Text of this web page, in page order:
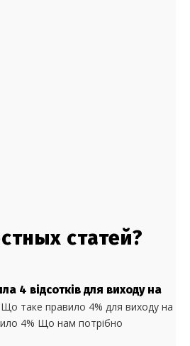
статей?
4 відсотків для виходу на
Що таке правило 4% для виходу на
4% Що нам потрібно